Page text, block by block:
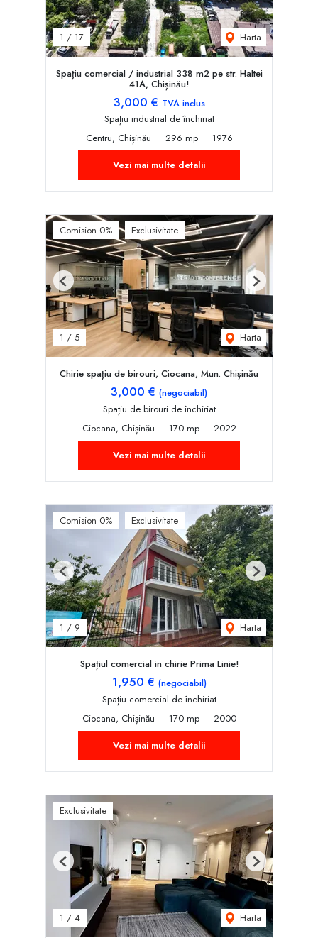
1 / 17 Harta
Spațiu comercial / industrial 338 m2 pe str. Haltei
41A, Chișinău!
3,000 € TVA inclus
Spațiu industrial de închiriat
Centru, Chișinău
296 mp
1976
Vezi mai multe detalii
Comision 0% Exclusivitate
1 / 5 Harta
Previous Next
Chirie spațiu de birouri, Ciocana, Mun. Chișinău
3,000 € (negociabil)
Spațiu de birouri de închiriat
Ciocana, Chișinău
170 mp
2022
Vezi mai multe detalii
Comision 0% Exclusivitate
1 / 9 Harta
Previous Next
Spațiul comercial in chirie Prima Linie!
1,950 € (negociabil)
Spațiu comercial de închiriat
Ciocana, Chișinău
170 mp
2000
Vezi mai multe detalii
Exclusivitate
1 / 4 Harta
Previous Next